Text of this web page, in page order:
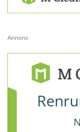
Annons: